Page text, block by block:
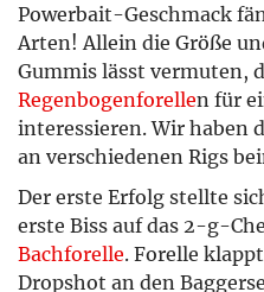
Powerbait-Geschmack
Arten! Allein die Größe
Gummis lässt vermuten,
Regenbogenforellen für
interessieren. Wir haben
an verschiedenen Rigs
Der erste Erfolg stellte
erste Biss auf das 2-g-
Bachforelle. Forelle
Dropshot an den